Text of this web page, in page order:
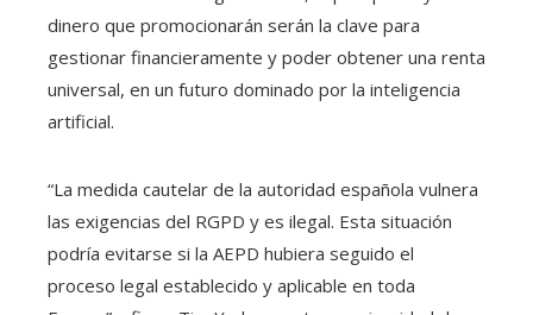
dinero que promocionarán serán la clave para
gestionar financieramente y poder obtener una renta
universal, en un futuro dominado por la inteligencia
artificial.
“La medida cautelar de la autoridad española vulnera
las exigencias del RGPD y es ilegal. Esta situación
podría evitarse si la AEPD hubiera seguido el
proceso legal establecido y aplicable en toda